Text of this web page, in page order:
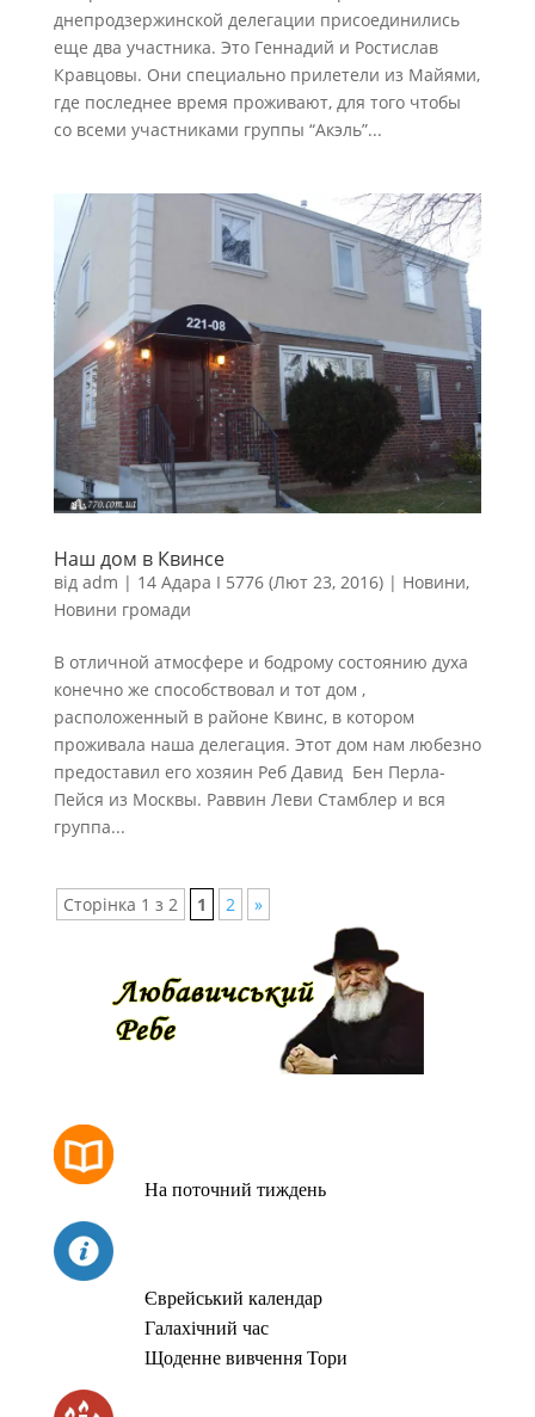
днепродзержинской делегации присоединились
еще два участника. Это Геннадий и Ростислав
Кравцовы. Они специально прилетели из Майями,
где последнее время проживают, для того чтобы
со всеми участниками группы “Акэль”...
Наш дом в Квинсе
від adm | 14 Адара I 5776 (Лют 23, 2016)| Новини,
Новини громади
В отличной атмосфере и бодрому состоянию духа
конечно же способствовал и тот дом ,
расположенный в районе Квинс, в котором
проживала наша делегация. Этот дом нам любезно
предоставил его хозяин Реб Давид Бен Перла-
Пейся из Москвы. Раввин Леви Стамблер и вся
группа...
Сторінка 1 з 2 1 2 »
На поточний тиждень
Єврейський календар
Галахічний час
Щоденне вивчення Тори